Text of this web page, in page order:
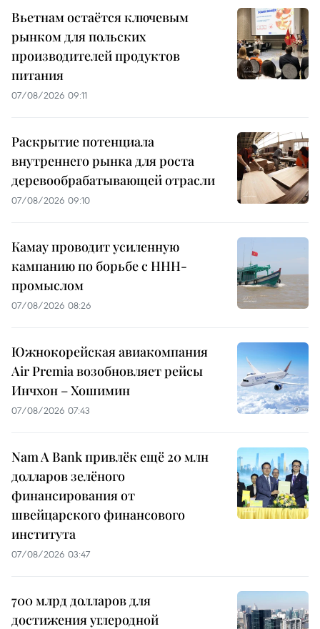
Вьетнам остаётся ключевым
рынком для польских
производителей продуктов
питания
07/08/2026 09:11
Раскрытие потенциала
внутреннего рынка для роста
деревообрабатывающей отрасли
07/08/2026 09:10
Камау проводит усиленную
кампанию по борьбе с ННН-
промыслом
07/08/2026 08:26
Южнокорейская авиакомпания
Air Premia возобновляет рейсы
Инчхон – Хошимин
07/08/2026 07:43
Nam A Bank привлёк ещё 20 млн
долларов зелёного
финансирования от
швейцарского финансового
института
07/08/2026 03:47
700 млрд долларов для
достижения углеродной